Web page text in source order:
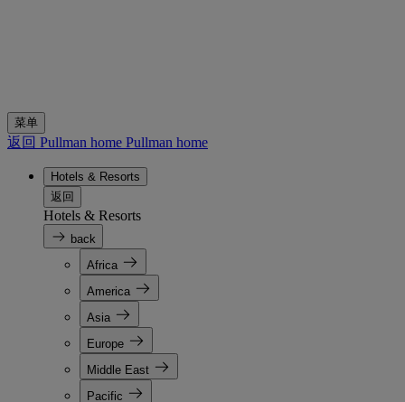
菜单
返回 Pullman home Pullman home
Hotels & Resorts
返回
Hotels & Resorts
back
Africa
America
Asia
Europe
Middle East
Pacific